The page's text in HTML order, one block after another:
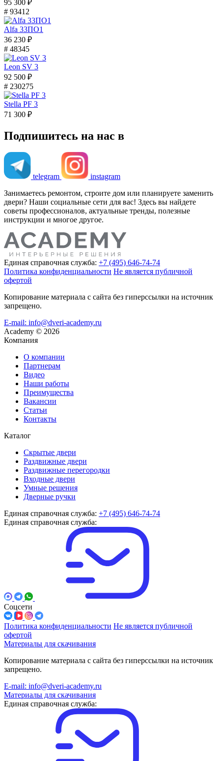
95 300 ₽
# 93412
Alfa 33ПО1
36 230 ₽
# 48345
Leon SV 3
92 500 ₽
# 230275
Stella PF 3
71 300 ₽
Подпишитесь на нас в
telegram
instagram
Занимаетесь ремонтом, строите дом или планируете заменить
двери? Наши социальные сети для вас! Здесь вы найдете
советы профессионалов, актуальные тренды, полезные
инструкции и многое другое.
Единая справочная служба: +7 (495) 646-74-74
Политика конфиденциальности Не является публичной
офертой
Копирование материала с сайта без гиперссылки на источник
запрещено.
E-mail: info@dveri-academy.ru
Academy © 2026
Компания
О компании
Партнерам
Видео
Наши работы
Преимущества
Вакансии
Статьи
Контакты
Каталог
Скрытые двери
Раздвижные двери
Раздвижные перегородки
Входные двери
Умные решения
Дверные ручки
Единая справочная служба: +7 (495) 646-74-74
Единая справочная служба:
Соцсети
Политика конфиденциальности Не является публичной
офертой
Материалы для скачивания
Копирование материала с сайта без гиперссылки на источник
запрещено.
E-mail: info@dveri-academy.ru
Материалы для скачивания
Единая справочная служба: